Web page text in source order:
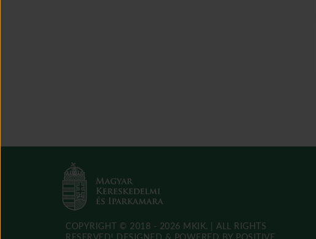
COPYRIGHT © 2018 - 2026 MKIK. | ALL RIGHTS
RESERVED! DESIGNED & POWERED BY POSITIVE